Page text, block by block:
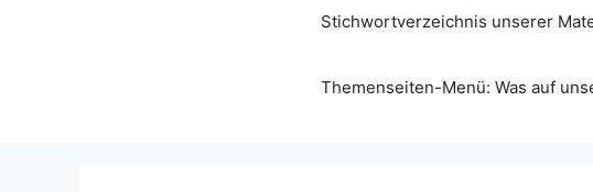
Stichwortverzeichnis unserer
Themenseiten-Menü: Was auf